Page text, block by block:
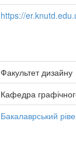
https://
Факультет дизайну
Кафедра
Бакалаврський